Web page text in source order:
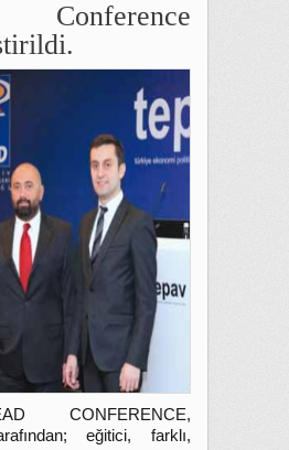
Conference
CONFERENCE,
eğitici, farklı,